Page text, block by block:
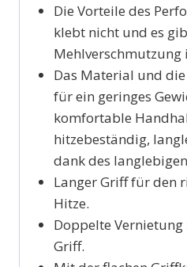
Die Vorteile des
klebt nicht und es
Mehlverschmutzung
Das Material und
für ein geringes
komfortable
hitzebeständig,
dank des
Langer Griff für den
Hitze.
Doppelte Vernietung
Griff.